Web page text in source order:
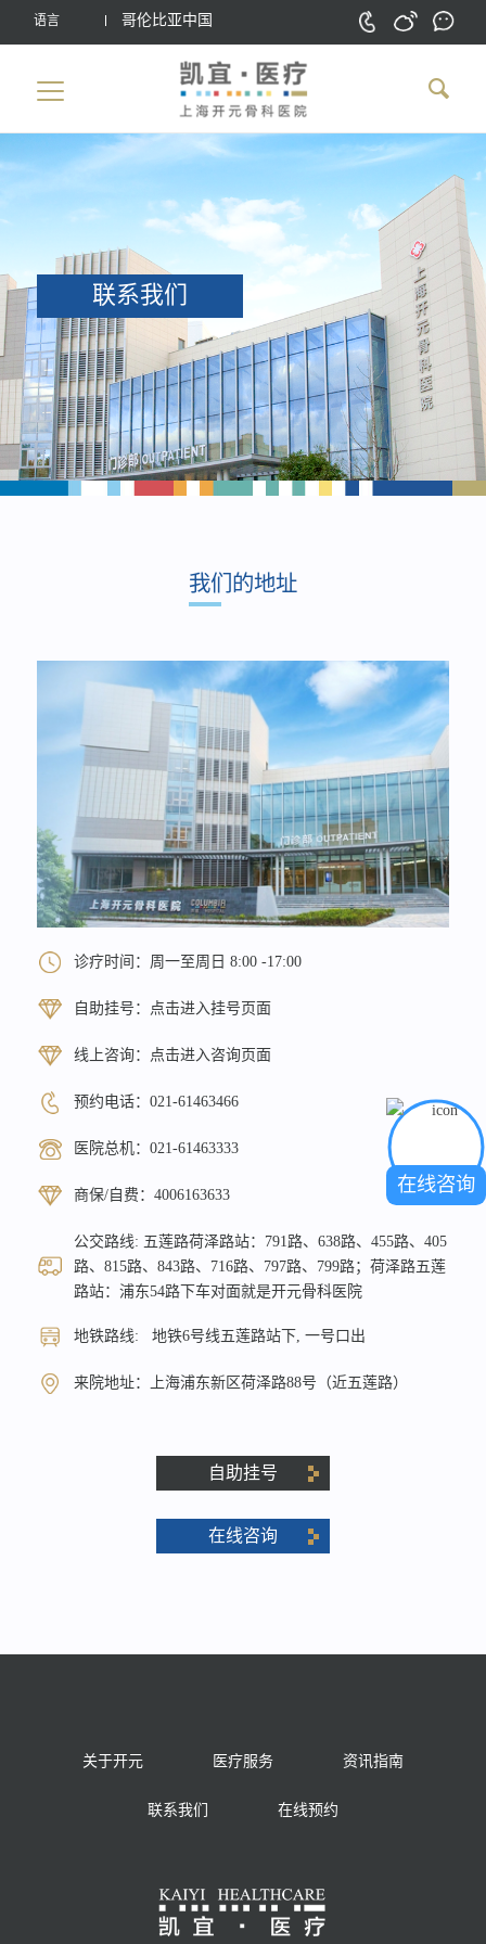
语言 哥伦比亚中国
联系我们
我们的地址
诊疗时间：周一至周日 8:00 -17:00
自助挂号： 点击进入挂号页面
线上咨询： 点击进入咨询页面
预约电话： 021-61463466
医院总机： 021-61463333
商保/自费： 4006163633
公交路线: 五莲路荷泽路站：791路、638路、455路、405
路、815路、843路、716路、797路、799路；荷泽路五莲
路站：浦东54路下车对面就是开元骨科医院
地铁路线: 地铁6号线五莲路站下, 一号口出
来院地址：上海浦东新区荷泽路88号（近五莲路）
自助挂号
在线咨询
关于开元 医疗服务 资讯指南
联系我们 在线预约
在线咨询